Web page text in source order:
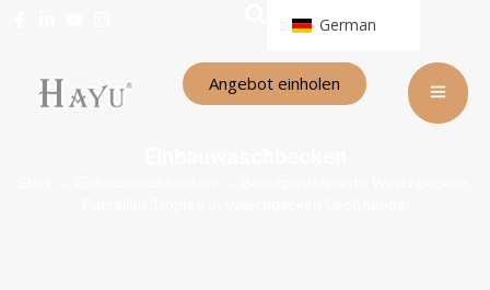
German
Angebot einholen